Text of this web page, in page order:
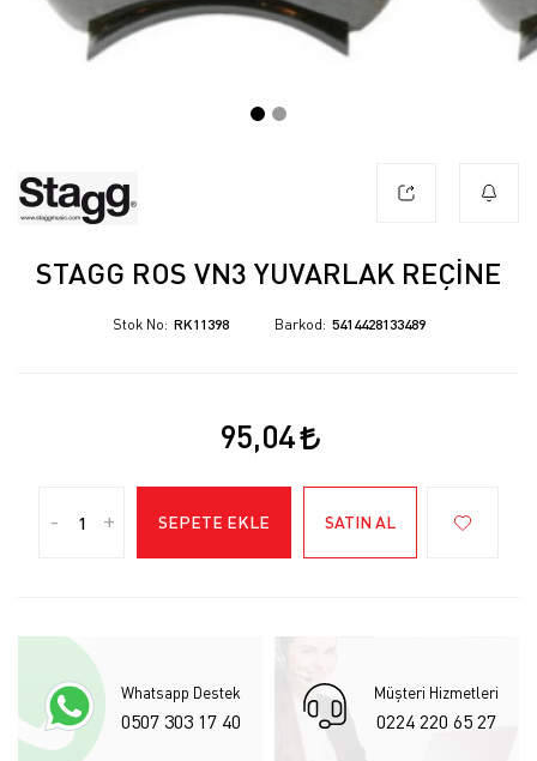
STAGG ROS VN3 YUVARLAK REÇINE
Stok No RK11398 Barkod 5414428133489
95,04
- + SEPETE EKLE SATIN AL
Whatsapp Destek
0507 303 17 40
Müşteri Hizmetleri
0224 220 65 27